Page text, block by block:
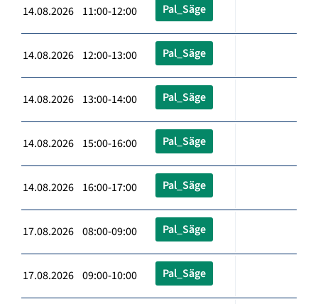
14.08.2026 11:00-12:00 Pal_Säge
14.08.2026 12:00-13:00 Pal_Säge
14.08.2026 13:00-14:00 Pal_Säge
14.08.2026 15:00-16:00 Pal_Säge
14.08.2026 16:00-17:00 Pal_Säge
17.08.2026 08:00-09:00 Pal_Säge
17.08.2026 09:00-10:00 Pal_Säge